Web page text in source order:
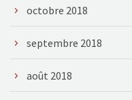
octobre 2018
septembre 2018
août 2018